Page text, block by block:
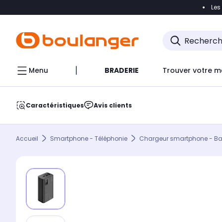
Accéder
Menu BRADERIE Trouver votre
Caractéristiques Avis clients
Accueil Smartphone - Téléphonie Chargeur smartphone -